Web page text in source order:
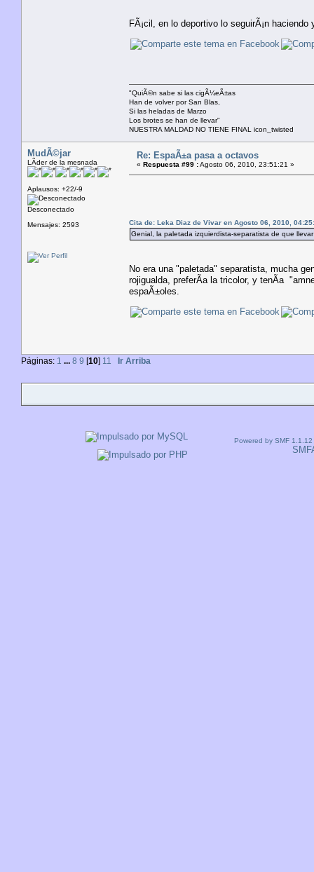
FÃ¡cil, en lo deportivo lo seguirÃ¡n
"QuiÃ©n sabe si las cigÃ¼eÃ±as
Han de volver por San Blas,
Si las heladas de Marzo
Los brotes se han de llevar"
NUESTRA MALDAD NO TIENE FINAL icon_twisted
MudÃ©jar
LÃ­der de la mesnada
Aplausos: +22/-9
Desconectado
Mensajes: 2593
Re: EspaÃ±a pasa a octavos
« Respuesta #99 :Agosto 06, 2010, 23:51:21 »
Cita de: Leka Diaz de Vivar en Agosto 06, 2010,
Genial, la paletada izquierdista-separatista de que
No era una "paletada" separatista, mucha
rojigualda, preferÃ­a la tricolor, y tenÃ­a
espaÃ±oles.
Páginas: 1 ... 8 9 [10] 11 Ir Arriba
Powered by SMF 1.1.12